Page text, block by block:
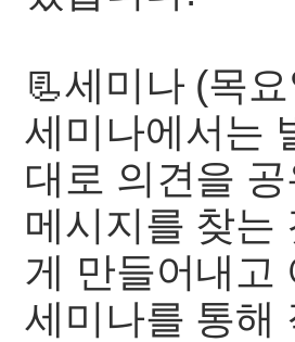
📃세미나 (목
세미나에서는
대로 의견을
메시지를 찾는
게 만들어내고
세미나를 통해